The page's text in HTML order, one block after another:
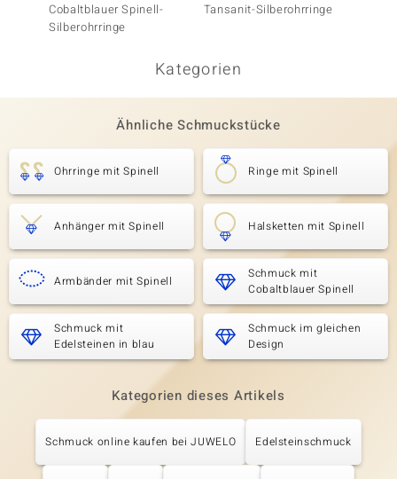
Cobaltblauer Spinell-
Silberohrringe
Tansanit-Silberohrringe
Kategorien
Ähnliche Schmuckstücke
Ohrringe mit Spinell Ringe mit Spinell
Anhänger mit Spinell Halsketten mit Spinell
Armbänder mit Spinell
Schmuck mit
Cobaltblauer Spinell
Schmuck mit
Edelsteinen in blau
Schmuck im gleichen
Design
Kategorien dieses Artikels
Schmuck online kaufen bei JUWELO Edelsteinschmuck